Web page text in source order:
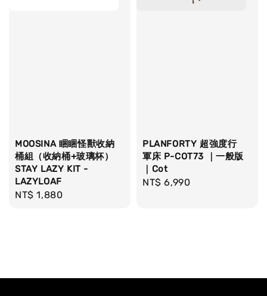
MOOSINA 睏睏怪獸收納
桶組（收納桶+玻璃杯）
STAY LAZY KIT -
LAZYLOAF
Regular
NT$ 1,880
PLANFORTY 超強度行
軍床 P-COT73 ｜一般版
｜Cot
Regular
NT$ 6,990